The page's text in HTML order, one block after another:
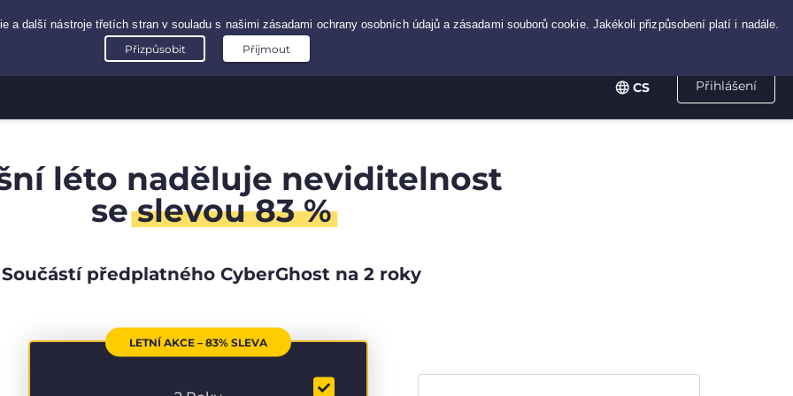
Přihlášení
CS
léto naděluje neviditelnost
seslevou 83 %
Součástí předplatného CyberGhost na 2 roky
LETNÍ AKCE – 83% SLEVA